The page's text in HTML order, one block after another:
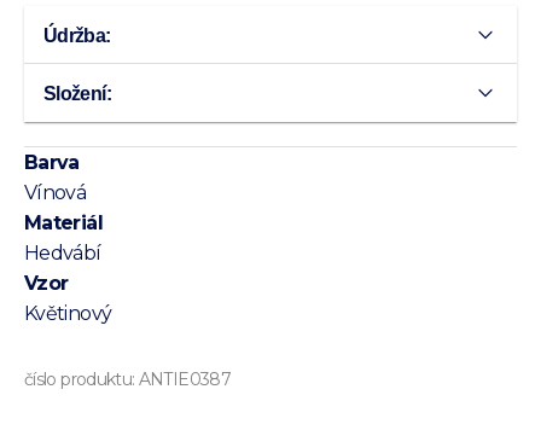
Údržba:
Složení:
Barva
Vínová
Materiál
Hedvábí
Vzor
Květinový
číslo produktu: ANTIE0387